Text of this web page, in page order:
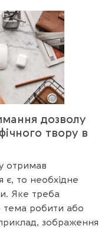
дозволу
твору в
отримав
є, то необхідне
Яке треба
тема робити або
зображення